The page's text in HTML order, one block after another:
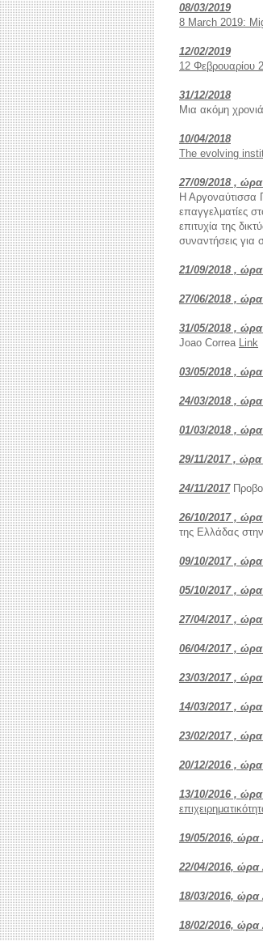
08/03/2019
8 March 2019:
12/02/2019
12 Φεβρουαρίου
31/12/2018
Μια ακόμη
10/04/2018
The evolving
27/09/2018 ,
Η Αργοναύτισσα
επαγγελματίες
επιτυχία της
συναντήσεις για
21/09/2018 ,
27/06/2018 ,
31/05/2018 ,
Joao Correa Link
03/05/2018 ,
24/03/2018 ,
01/03/2018 ,
29/11/2017 , ώρα
24/11/2017
26/10/2017 ,
της Ελλάδας
09/10/2017 ,
05/10/2017 ,
27/04/2017 ,
06/04/2017 ,
23/03/2017 ,
14/03/2017 ,
23/02/2017 ,
20/12/2016 ,
13/10/2016 ,
19/05/2016, ώρα
22/04/2016, ώρα
18/03/2016, ώρα
18/02/2016, ώρα